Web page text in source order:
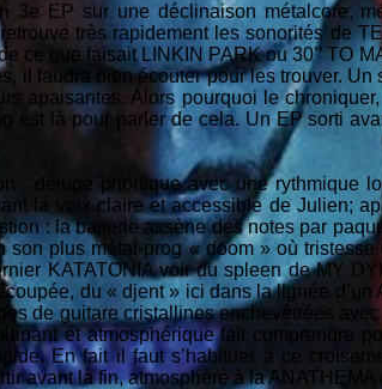
3e EP sur une déclinaison métalcore,
très rapidement les sonorités de
ce que faisait LINKIN PARK ou 30’’ TO
il faudra bien écouter pour les trouver. Un
apaisantes. Alors pourquoi le
est là pour parler de cela. Un EP sorti
: déluge phonique avec une rythmique
la voix claire et accessible de Julien;
: la batterie assène des notes par
plus métal-prog « doom » où
KATATONIA voir du spleen de MY
du « djent » ici dans la lignée d’un
de guitare cristallines enchevêtrées
et atmosphérique fait comprendre
En fait il faut s’habituer à ce
avant la fin, atmosphère à la ANATHEMA